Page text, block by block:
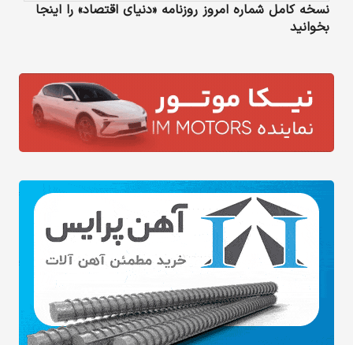
نسخه کامل شماره امروز روزنامه «دنیای‌ اقتصاد» را اینجا
بخوانید